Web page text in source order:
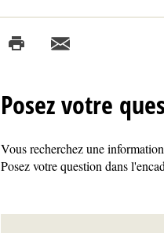
Posez votre
Vous recherchez une
Posez votre question dans